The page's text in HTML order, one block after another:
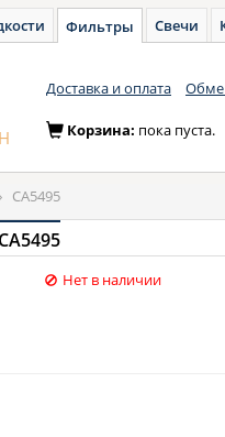
Фильтры Свечи
Доставка и оплата
Корзина: пока пуста.
CA5495
Нет в наличии